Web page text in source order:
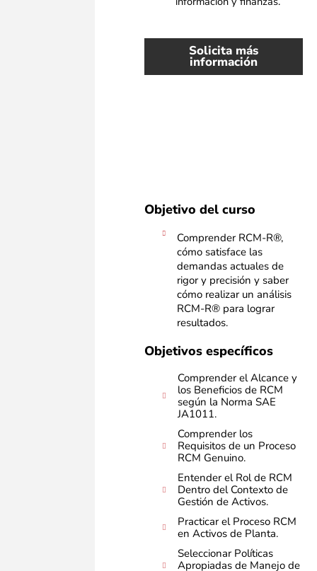
Solicita más
información
Objetivo del curso
Comprender RCM-R®,
cómo satisface las
demandas actuales de
rigor y precisión y saber
cómo realizar un análisis
RCM-R® para lograr
resultados.
Objetivos específicos
Comprender el Alcance y
los Beneficios de RCM
según la Norma SAE
JA1011.
Comprender los
Requisitos de un Proceso
RCM Genuino.
Entender el Rol de RCM
Dentro del Contexto de
Gestión de Activos.
Practicar el Proceso RCM
en Activos de Planta.
Seleccionar Políticas
Apropiadas de Manejo de